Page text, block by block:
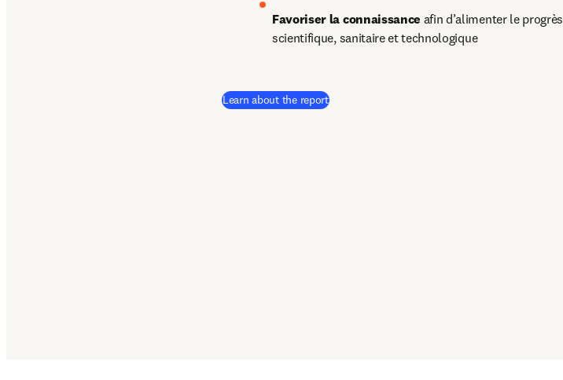
Favoriser la connaissance afin d’alimenter le progrès
scientifique, sanitaire et technologique
Learn about the report